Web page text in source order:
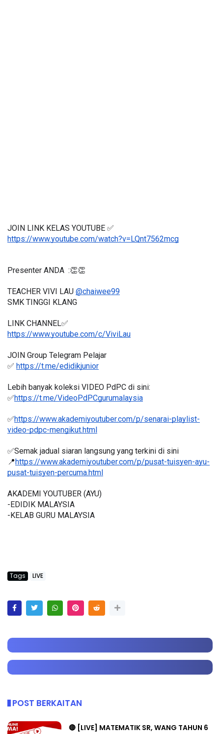
JOIN LINK KELAS YOUTUBE ✅
https://www.youtube.com/watch?v=LQnt7562mcg
Presenter ANDA  :👏👏
TEACHER VIVI LAU @chaiwee99
SMK TINGGI KLANG
LINK CHANNEL✅
https://www.youtube.com/c/ViviLau
JOIN Group Telegram Pelajar
✅ https://t.me/edidikjunior
Lebih banyak koleksi VIDEO PdPC di sini:
✅https://t.me/VideoPdPCgurumalaysia
✅https://www.akademiyoutuber.com/p/senarai-playlist-
video-pdpc-mengikut.html
✅Semak jadual siaran langsung yang terkini di sini
📍https://www.akademiyoutuber.com/p/pusat-tuisyen-ayu-
pusat-tuisyen-percuma.html
AKADEMI YOUTUBER (AYU)
-EDIDIK MALAYSIA
-KELAB GURU MALAYSIA
Tags LIVE
POST BERKAITAN
🔴 [LIVE] MATEMATIK SR, WANG TAHUN 6